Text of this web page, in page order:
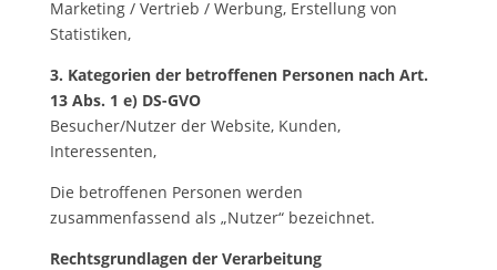
Marketing / Vertrieb / Werbung, Erstellung von
Statistiken,
3. Kategorien der betroffenen Personen nach Art.
13 Abs. 1 e) DS-GVO
Besucher/Nutzer der Website, Kunden,
Interessenten,
Die betroffenen Personen werden
zusammenfassend als „Nutzer“ bezeichnet.
Rechtsgrundlagen der Verarbeitung